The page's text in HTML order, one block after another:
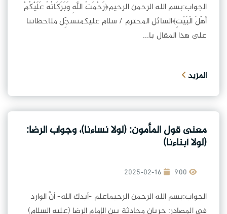
الجواب:بسم الله الرحمن الرحيم﴿رَحْمَتُ اللَّهِ وَبَرَكَاتُهُ عَلَيْكُمْ
أَهْلَ الْبَيْتِ﴾السائل المحترم / سلام عليكمنسجِّل ملاحظاتنا
على هذا المقال با...
المزيد
معنى قول المأمون: (لولا نساءنا)، وجواب الرضا:
(لولا أبناءنا)
2025-02-16
الجواب:بسم الله الرحمن الرحيماعلم -أيدك الله- أنَّ الوارد
في المصادر: جريان محادثة بين الإمام الرضا (عليه السلام)